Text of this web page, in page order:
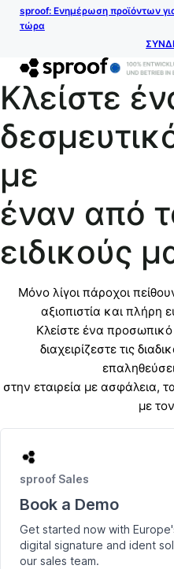
sproof: Ενημέρωση προϊόντων
τώρα
Κλείστε
με
έναν από
ειδικούς
Μόνο λίγοι πάροχοι
αξιοπιστία και
Κλείστε ένα
διαχειρίζεστε τις
στην εταιρεία με ασφάλεια,
με